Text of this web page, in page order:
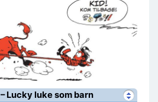
– Lucky luke som barn